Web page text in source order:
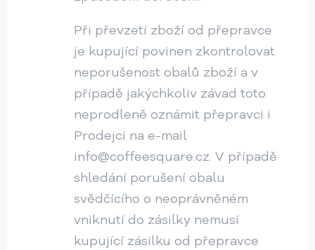
Při převzetí zboží od přepravce
je kupující povinen zkontrolovat
neporušenost obalů zboží a v
případě jakýchkoliv závad toto
neprodleně oznámit přepravci i
Prodejci na e-mail
info@coffeesquare.cz. V případě
shledání porušení obalu
svědčícího o neoprávněném
vniknutí do zásilky nemusí
kupující zásilku od přepravce